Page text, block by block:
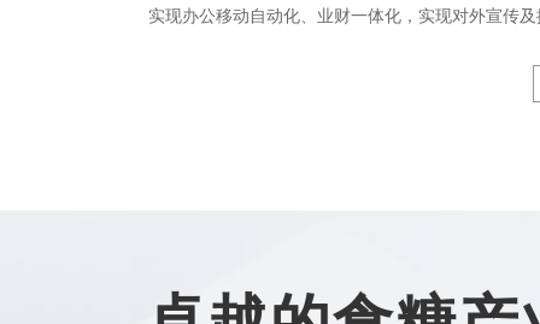
实现办公移动自动化、业财一体化，实现对外宣传